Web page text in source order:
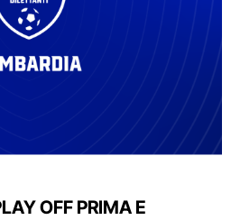
OFF PRIMA E